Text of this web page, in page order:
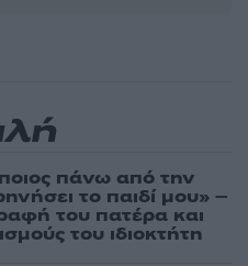
πάνω από την
το παιδί μου» –
του πατέρα και
του ιδιοκτήτη